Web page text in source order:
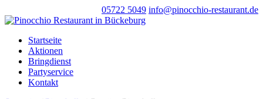
05722 5049 info@pinocchio-restaurant.de
Startseite
Aktionen
Bringdienst
Partyservice
Kontakt